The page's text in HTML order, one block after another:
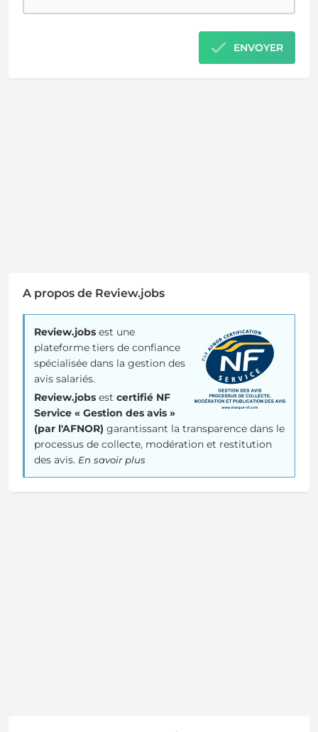
ENVOYER
A propos de Review.jobs
Review.jobs est une
plateforme tiers de confiance
spécialisée dans la gestion des
avis salariés.
Review.jobs est certifié NF
Service « Gestion des avis »
(par l'AFNOR) garantissant la transparence dans le
processus de collecte, modération et restitution
des avis. En savoir plus